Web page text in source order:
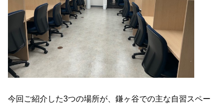
今回ご紹介した3つの場所が、鎌ヶ谷での主な自習スペー